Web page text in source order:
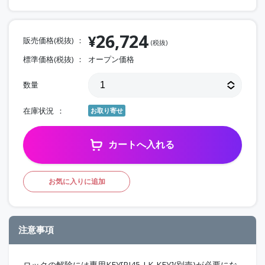
販売価格(税抜) ¥26,724 (税抜)
標準価格(税抜) オープン価格
数量
在庫状況 お取り寄せ
カートへ入れる
お気に入りに追加
注意事項